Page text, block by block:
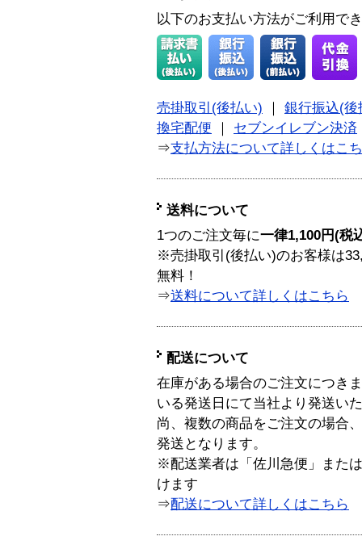
以下のお支払い方法がご利用で
売掛取引(後払い)
銀行振込(後
換宅配便
セブンイレブン決済
⇒支払方法について詳しくはこ
送料について
1つのご注文毎に一律1,100円(税
※売掛取引(後払い)のお客様は
無料！
⇒送料について詳しくはこちら
配送について
在庫がある場合のご注文につき
いる発送日にて当社より発送い
尚、複数の商品をご注文の場合
発送となります。
※配送業者は「佐川急便」また
けます
⇒配送について詳しくはこちら